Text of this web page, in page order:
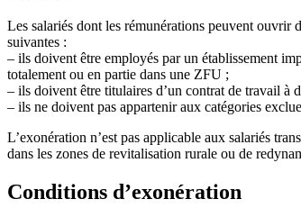
Les salariés dont les rémunérations peuvent ouvrir
suivantes :
– ils doivent être employés par un établissement
totalement ou en partie dans une ZFU ;
– ils doivent être titulaires d’un contrat de travail à
– ils ne doivent pas appartenir aux catégories
L’exonération n’est pas applicable aux salariés
dans les zones de revitalisation rurale ou de
Conditions d’exonération